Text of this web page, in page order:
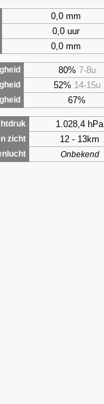
0,0 mm
0,0 uur
0,0 mm
80% 7-8u
52% 14-15u
67%
1.028,4 hPa
zicht 12 - 13km
Onbekend